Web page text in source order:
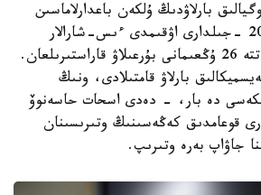
بارلاۋدىڭ ۇلكەن باعدارلاماسىن
قابىلدادى. 2026-2030 -جىلدارى اۋقىمدى ءىس-شارالار
جوسپارلانعان. وسى رەتتە 26 ۇڭعىمانى بۇرعىلاۋ قاراستىرىلعان.
بارلاۋ قامتىلادى، ونىڭ
دە بار، - دەدى اسحات حاسەنوۆ
قوعامدىق كەڭەسىنىڭ وتىرىسىنان
جاۋاپ بەرە وتىرىپ.